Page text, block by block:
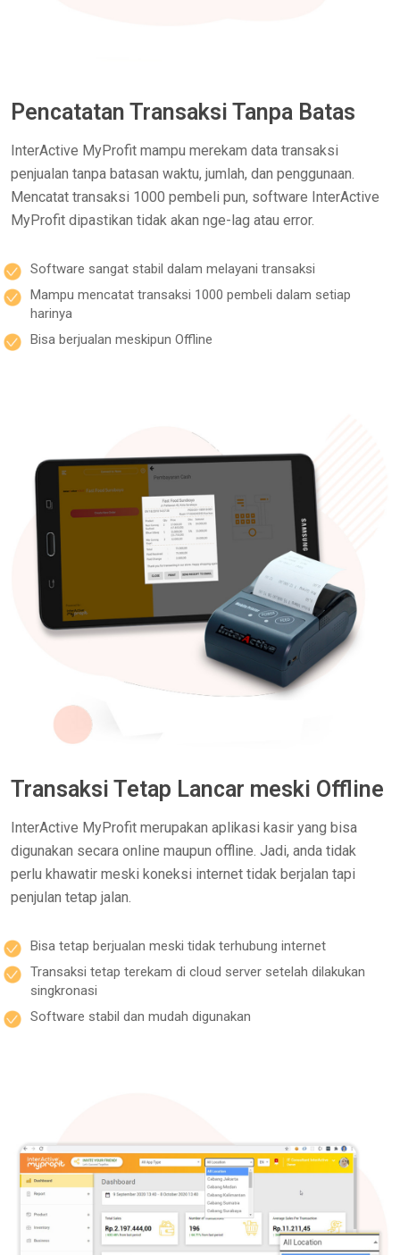
Pencatatan Transaksi Tanpa Batas
InterActive MyProfit mampu merekam data transaksi
penjualan tanpa batasan waktu, jumlah, dan penggunaan.
Mencatat transaksi 1000 pembeli pun, software InterActive
MyProfit dipastikan tidak akan nge-lag atau error.
Software sangat stabil dalam melayani transaksi
Mampu mencatat transaksi 1000 pembeli dalam setiap
harinya
Bisa berjualan meskipun Offline
Transaksi Tetap Lancar meski Offline
InterActive MyProfit merupakan aplikasi kasir yang bisa
digunakan secara online maupun offline. Jadi, anda tidak
perlu khawatir meski koneksi internet tidak berjalan tapi
penjulan tetap jalan.
Bisa tetap berjualan meski tidak terhubung internet
Transaksi tetap terekam di cloud server setelah dilakukan
singkronasi
Software stabil dan mudah digunakan